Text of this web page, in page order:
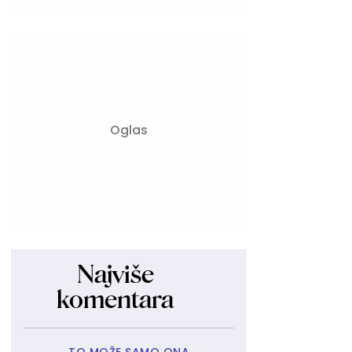
Najviše
komentara